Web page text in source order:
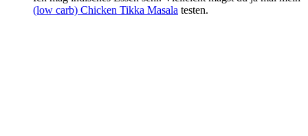
(low carb) Chicken Tikka Masala testen.